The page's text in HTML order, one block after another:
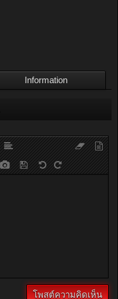
Information